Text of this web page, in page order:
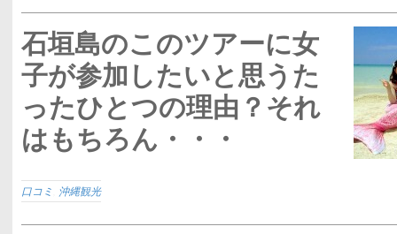
石垣島のこのツアーに女
子が参加したいと思うた
ったひとつの理由？それ
はもちろん・・・
口コミ 沖縄観光